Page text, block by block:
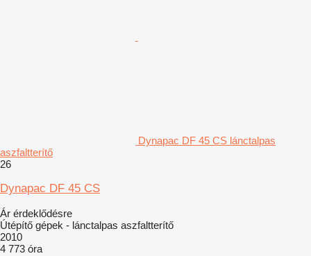
Dynapac DF 45 CS lánctalpas
aszfaltterítő
26
Dynapac DF 45 CS
Ár érdeklődésre
Útépítő gépek - lánctalpas aszfaltterítő
2010
4 773 óra